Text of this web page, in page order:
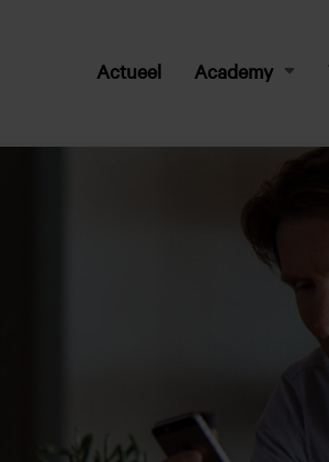
Actueel Academy